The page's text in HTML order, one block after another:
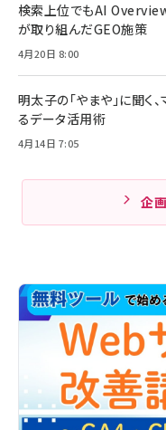
検索上位でもAI
が取り組んだGEO施策
4月20日 8:00
明太子の「やまや」に聞く
るデータ活用術
4月14日 7:05
企